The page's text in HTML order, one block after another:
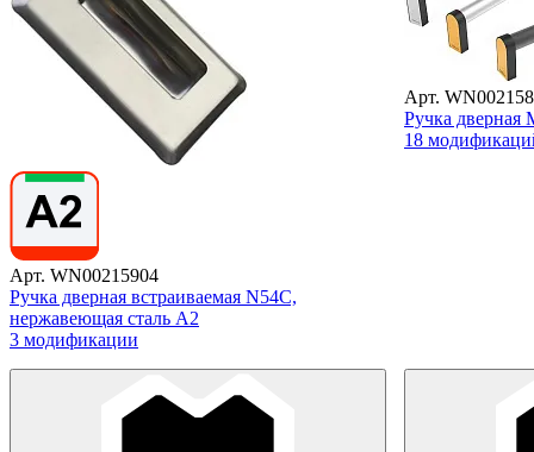
Арт. WN00215904
Ручка дверная встраиваемая N54C,
нержавеющая сталь А2
3 модификации
Арт.
Ручка дверная
18